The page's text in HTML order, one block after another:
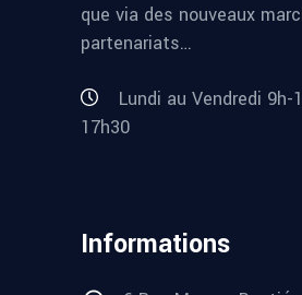
que via des nouveaux
partenariats…
Lundi au Vendredi 9h-
17h30
Informations